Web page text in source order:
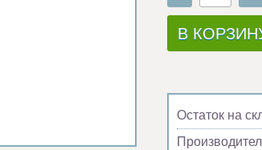
В
Остаток на